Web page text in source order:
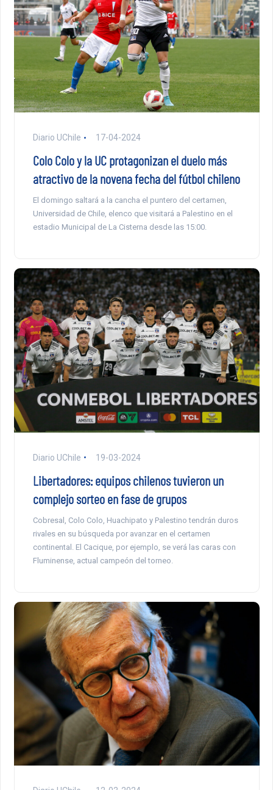
Diario UChile 17-04-2024
Colo Colo y la UC protagonizan el duelo más
atractivo de la novena fecha del fútbol chileno
El domingo saltará a la cancha el puntero del certamen,
Universidad de Chile, elenco que visitará a Palestino en el
estadio Municipal de La Cisterna desde las 15:00.
Diario UChile 19-03-2024
Libertadores: equipos chilenos tuvieron un
complejo sorteo en fase de grupos
Cobresal, Colo Colo, Huachipato y Palestino tendrán duros
rivales en su búsqueda por avanzar en el certamen
continental. El Cacique, por ejemplo, se verá las caras con
Fluminense, actual campeón del torneo.